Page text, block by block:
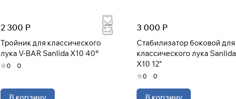
2 300 Р
Тройник для классического
лука V-BAR Sanlida X10 40°
0 0
3 000 Р
Стабилизатор боковой для
классического лука Sanlida
X10 12"
0 0
Подробнее об оплате Плайтом